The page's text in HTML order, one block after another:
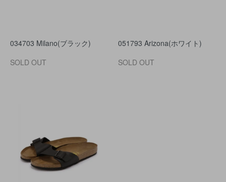
034703 Milano(ブラック)
SOLD OUT
051793 Arizona(ホワイト)
SOLD OUT